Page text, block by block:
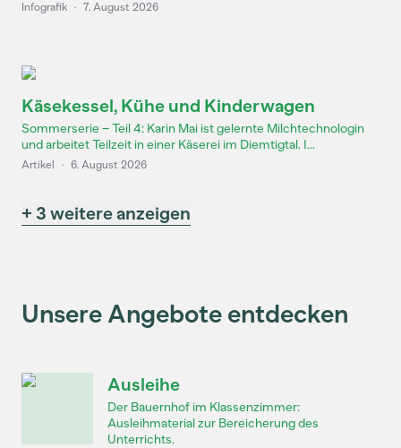
Infografik · 7. August 2026
Käsekessel, Kühe und Kinderwagen
Sommerserie – Teil 4: Karin Mai ist gelernte Milchtechnologin
und arbeitet Teilzeit in einer Käserei im Diemtigtal. I...
Artikel · 6. August 2026
+ 3 weitere anzeigen
Unsere Angebote entdecken
Ausleihe
Der Bauernhof im Klassenzimmer:
Ausleihmaterial zur Bereicherung des
Unterrichts.